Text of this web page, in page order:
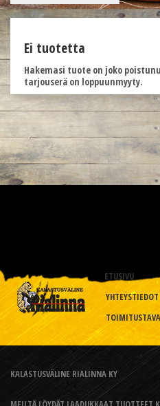
Ei tuotetta
Hakemasi tuote on joko
tarjouserä on loppuunmyyty.
ETUSIVU
YHTEYSTIEDOT
KALASTUSVÄLINE RIALINNA KY